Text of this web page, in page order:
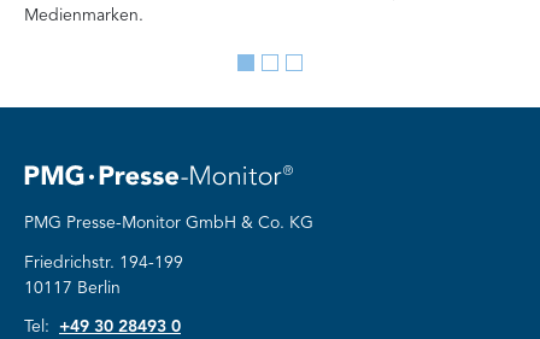
Medienmarken.
Go
slide
Go
slide
Go
slide
PMG Presse-Monitor GmbH & Co. KG
Friedrichstr. 194-199
10117 Berlin
Tel: +49 30 28493 0